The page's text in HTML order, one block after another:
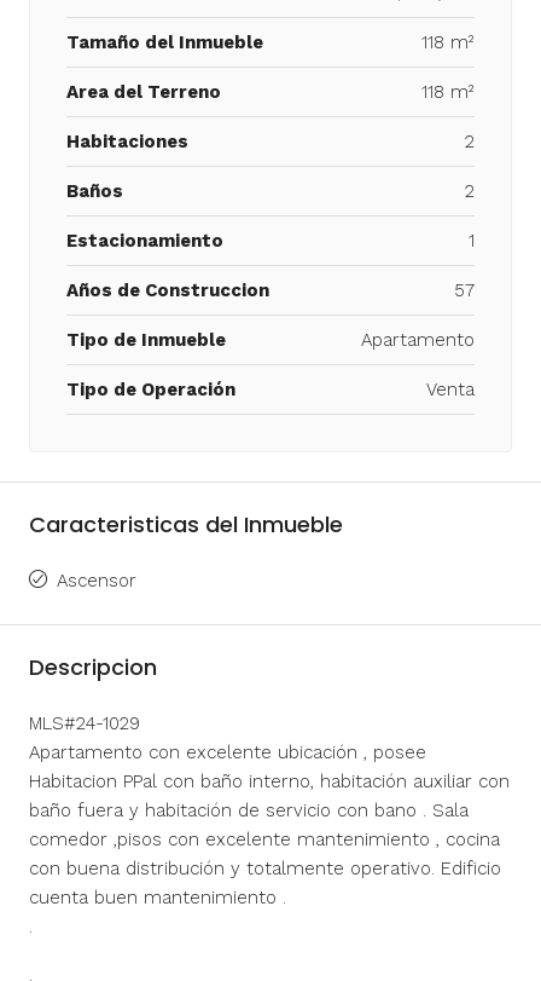
Tamaño del Inmueble 118 m²
Area del Terreno 118 m²
Habitaciones 2
Baños 2
Estacionamiento 1
Años de Construccion 57
Tipo de Inmueble Apartamento
Tipo de Operación Venta
Caracteristicas del Inmueble
Ascensor
Descripcion
MLS#24-1029
Apartamento con excelente ubicación , posee
Habitacion PPal con baño interno, habitación auxiliar con
baño fuera y habitación de servicio con bano . Sala
comedor ,pisos con excelente mantenimiento , cocina
con buena distribución y totalmente operativo. Edificio
cuenta buen mantenimiento .
.
.